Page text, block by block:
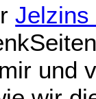
Jelzins
und